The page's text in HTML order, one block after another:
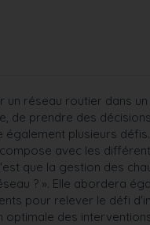
un réseau routier dans
de prendre des
plusieurs
avec les
que la gestion des
? ». Elle abordera
pour relever le défi
optimale des